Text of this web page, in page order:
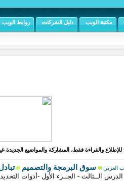
مكتبة الويب دليل الشركات روابط الويب
للإطلاع والقراءة فقط، المشاركة والمواضيع الجديدة
العربي سوق البرمجة والتصميم
الدرس الــثالث - الجــزء الأول -أدوات التحديد